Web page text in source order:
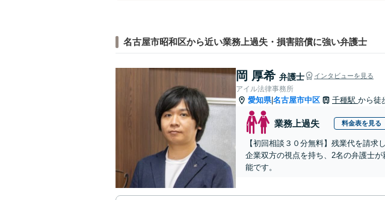
名古屋市昭和区から近い業務上過失・損害賠償に強い弁護士
岡 厚希 弁護士 インタビューを見る
アイル法律事務所
愛知県|名古屋市中区 千種駅 から徒
業務上過失 料金表を見る
【初回相談３０分無料】残業代を請求
企業双方の視点を持ち、2名の弁護士
能です。